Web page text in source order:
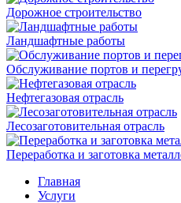
Дорожное строительство
Ландшафтные работы
Обслуживание портов и
Нефтегазовая отрасль
Лесозаготовительная отрасль
Переработка и заготовка
Главная
Услуги